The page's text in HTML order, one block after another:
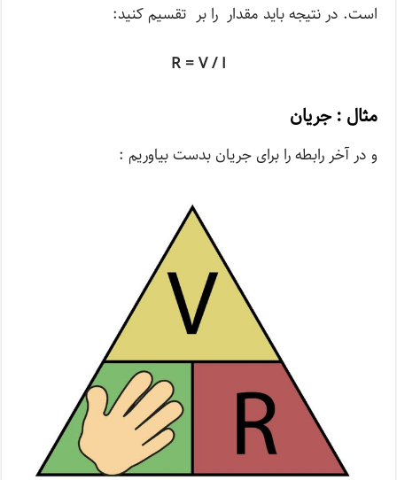
است. در نتیجه باید مقدار را بر تقسیم کنید:
R = V / I
مثال : جریان
و در آخر رابطه را برای جریان بدست بیاوریم :